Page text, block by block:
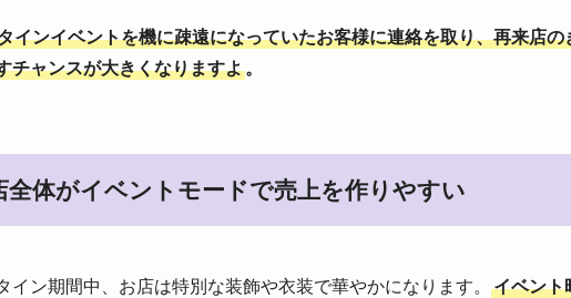
インイベントを機に疎遠になっていたお客様に連絡を取り、再来店
チャンスが大きくなりますよ。
全体がイベントモードで売上を作りやすい
イン期間中、お店は特別な装飾や衣装で華やかになります。
イベント